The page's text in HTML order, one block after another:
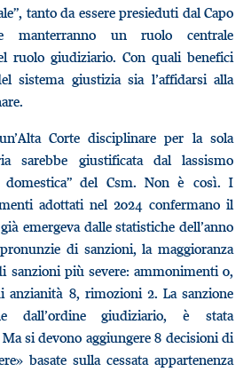
tanto da essere presieduti dal Capo
manterranno un ruolo centrale
ruolo giudiziario. Con quali benefici
sistema giustizia sia l’affidarsi alla
Corte disciplinare per la sola
sarebbe giustificata dal lassismo
domestica” del Csm. Non è così. I
adottati nel 2024 confermano il
emergeva dalle statistiche dell’anno
di sanzioni, la maggioranza
sanzioni più severe: ammonimenti 0,
anzianità 8, rimozioni 2. La sanzione
dall’ordine giudiziario, è stata
si devono aggiungere 8 decisioni di
basate sulla cessata appartenenza